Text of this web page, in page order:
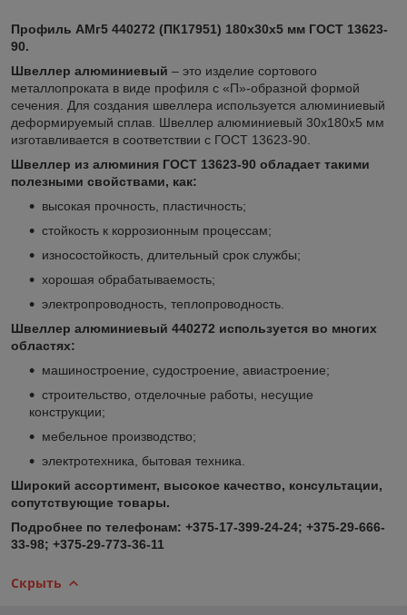
Профиль АМг5 440272 (ПК17951) 180х30х5 мм ГОСТ 13623-
90.
Швеллер алюминиевый – это изделие сортового
металлопроката в виде профиля с «П»-образной формой
сечения. Для создания швеллера используется алюминиевый
деформируемый сплав. Швеллер алюминиевый 30х180х5 мм
изготавливается в соответствии с ГОСТ 13623-90.
Швеллер из алюминия ГОСТ 13623-90 обладает такими
полезными свойствами, как:
высокая прочность, пластичность;
стойкость к коррозионным процессам;
износостойкость, длительный срок службы;
хорошая обрабатываемость;
электропроводность, теплопроводность.
Швеллер алюминиевый 440272 используется во многих
областях:
машиностроение, судостроение, авиастроение;
строительство, отделочные работы, несущие
конструкции;
мебельное производство;
электротехника, бытовая техника.
Широкий ассортимент, высокое качество, консультации,
сопутствующие товары.
Подробнее по телефонам: +375-17-399-24-24; +375-29-666-
33-98; +375-29-773-36-11
Скрыть